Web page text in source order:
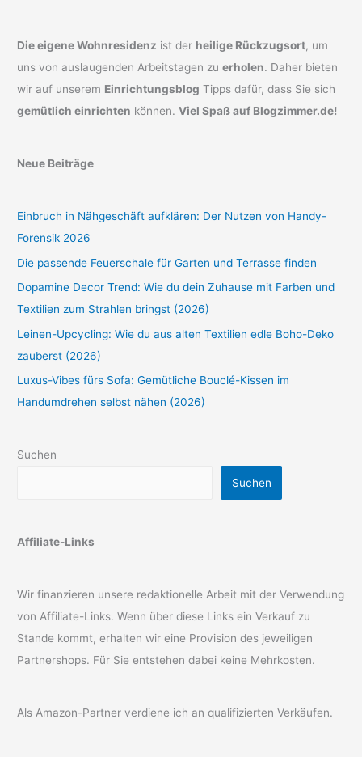
Die eigene Wohnresidenz ist der heilige Rückzugsort, um
uns von auslaugenden Arbeitstagen zuerholen. Daher bieten
wir auf unserem Einrichtungsblog Tipps dafür, dass Sie sich
gemütlich einrichten können.Viel Spaß auf Blogzimmer.de!
Neue Beiträge
Einbruch in Nähgeschäft aufklären: Der Nutzen von Handy-
Forensik 2026
Die passende Feuerschale für Garten und Terrasse finden
Dopamine Decor Trend: Wie du dein Zuhause mit Farben und
Textilien zum Strahlen bringst (2026)
Leinen-Upcycling: Wie du aus alten Textilien edle Boho-Deko
zauberst (2026)
Luxus-Vibes fürs Sofa: Gemütliche Bouclé-Kissen im
Handumdrehen selbst nähen (2026)
Suchen
Suchen
Affiliate-Links
Wir finanzieren unsere redaktionelle Arbeit mit der Verwendung
von Affiliate-Links. Wenn über diese Links ein Verkauf zu
Stande kommt, erhalten wir eine Provision des jeweiligen
Partnershops. Für Sie entstehen dabei keine Mehrkosten.
Als Amazon-Partner verdiene ich an qualifizierten Verkäufen.